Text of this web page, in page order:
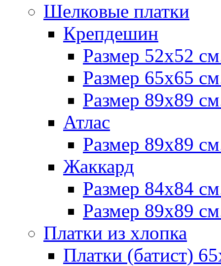
Шелковые платки
Крепдешин
Размер 52х52
Размер 65х65
Размер 89х89
Атлас
Размер 89х89
Жаккард
Размер 84х84
Размер 89х89
Платки из хлопка
Платки (батист)